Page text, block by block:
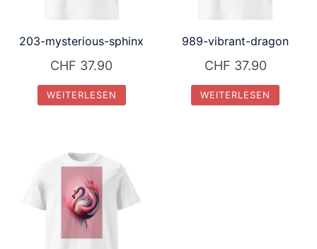
203-mysterious-sphinx
CHF 37.90
WEITERLESEN
989-vibrant-dragon
CHF 37.90
WEITERLESEN